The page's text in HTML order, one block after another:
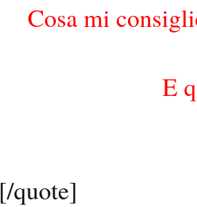
Cosa mi
E
[/quote]